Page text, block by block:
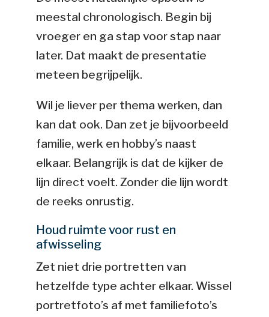
meestal chronologisch. Begin bij
vroeger en ga stap voor stap naar
later. Dat maakt de presentatie
meteen begrijpelijk.
Wil je liever per thema werken, dan
kan dat ook. Dan zet je bijvoorbeeld
familie, werk en hobby’s naast
elkaar. Belangrijk is dat de kijker de
lijn direct voelt. Zonder die lijn wordt
de reeks onrustig.
Houd ruimte voor rust en
afwisseling
Zet niet drie portretten van
hetzelfde type achter elkaar. Wissel
portretfoto’s af met familiefoto’s